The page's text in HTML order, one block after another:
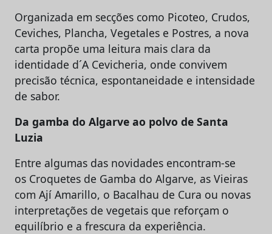
Organizada em secções como Picoteo, Crudos,
Ceviches, Plancha, Vegetales e Postres, a nova
carta propõe uma leitura mais clara da
identidade d´A Cevicheria, onde convivem
precisão técnica, espontaneidade e intensidade
de sabor.
Da gamba do Algarve ao polvo de Santa
Luzia
Entre algumas das novidades encontram-se
os Croquetes de Gamba do Algarve, as Vieiras
com Ají Amarillo, o Bacalhau de Cura ou novas
interpretações de vegetais que reforçam o
equilíbrio e a frescura da experiência.